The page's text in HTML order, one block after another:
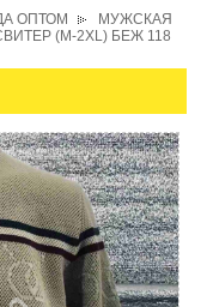
ОПТОМ
МУЖСКАЯ
(M-2XL) БЕЖ 118